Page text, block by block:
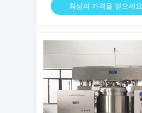
최상의 가격을 얻으세요